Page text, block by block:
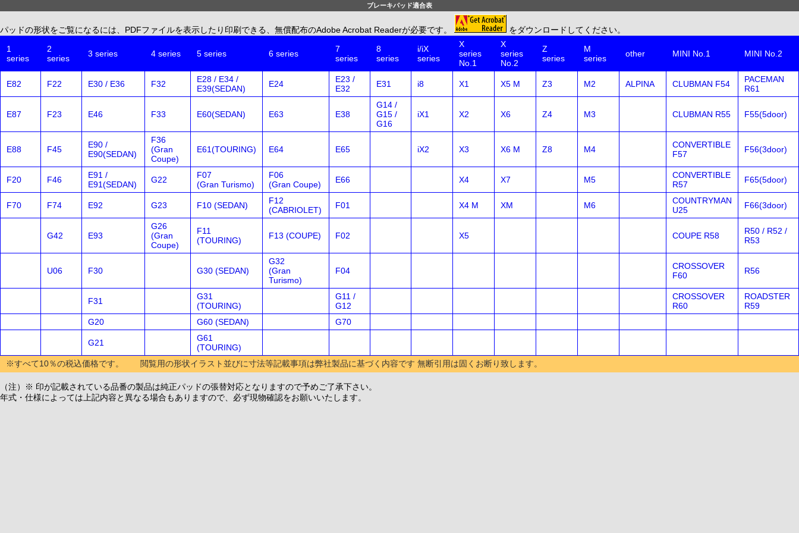
ブレーキパッド適合表
パッドの形状をご覧になるには、PDFファイルを表示したり印刷できる、無償配布のAdobe Acrobat Readerが必要です。
をダウンロードしてください。
1
series
2
series
3 series 4 series 5 series 6 series
7
series
8
series
i/iX
series
X
series
No.1
X
series
No.2
Z
series
M
series
other MINI No.1 MINI No.2
E82 F22 E30 / E36 F32
E28 / E34 /
E39(SEDAN)
E24
E23 /
E32
E31 i8 X1 X5 M Z3 M2 ALPINA CLUBMAN F54
PACEMAN
R61
E87 F23 E46 F33 E60(SEDAN) E63 E38
G14 /
G15 /
G16
iX1 X2 X6 Z4 M3 CLUBMAN R55 F55(5door)
E88 F45
E90 /
E90(SEDAN)
F36
(Gran
Coupe)
E61(TOURING) E64 E65 iX2 X3 X6 M Z8 M4
CONVERTIBLE
F57
F56(3door)
F20 F46
E91 /
E91(SEDAN)
G22
F07
(Gran Turismo)
F06
(Gran Coupe)
E66 X4 X7 M5
CONVERTIBLE
R57
F65(5door)
F70 F74 E92 G23 F10 (SEDAN)
F12
(CABRIOLET)
F01 X4 M XM M6
COUNTRYMAN
U25
F66(3door)
G42 E93
G26
(Gran
Coupe)
F11
(TOURING)
F13 (COUPE) F02 X5 COUPE R58
R50 / R52 /
R53
U06 F30 G30 (SEDAN)
G32
(Gran
Turismo)
F04
CROSSOVER
F60
R56
F31
G31
(TOURING)
G11 /
G12
CROSSOVER
R60
ROADSTER
R59
G20
G60 (SEDAN) G70
G21
G61
(TOURING)
※すべて10％の税込価格です。 閲覧用の形状イラスト並びに寸法等記載事項は弊社製品に基づく内容です 無断引用は固くお断り致します。
（注）※ 印が記載されている品番の製品は純正パッドの張替対応となりますので予めご了承下さい。
年式・仕様によっては上記内容と異なる場合もありますので、必ず現物確認をお願いいたします。